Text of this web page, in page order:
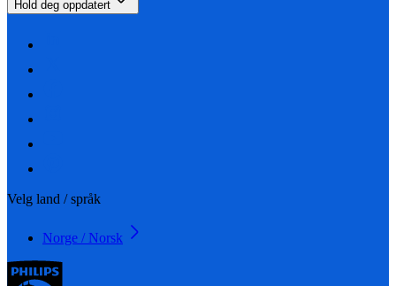
Hold deg oppdatert
Velg land / språk
Norge / Norsk